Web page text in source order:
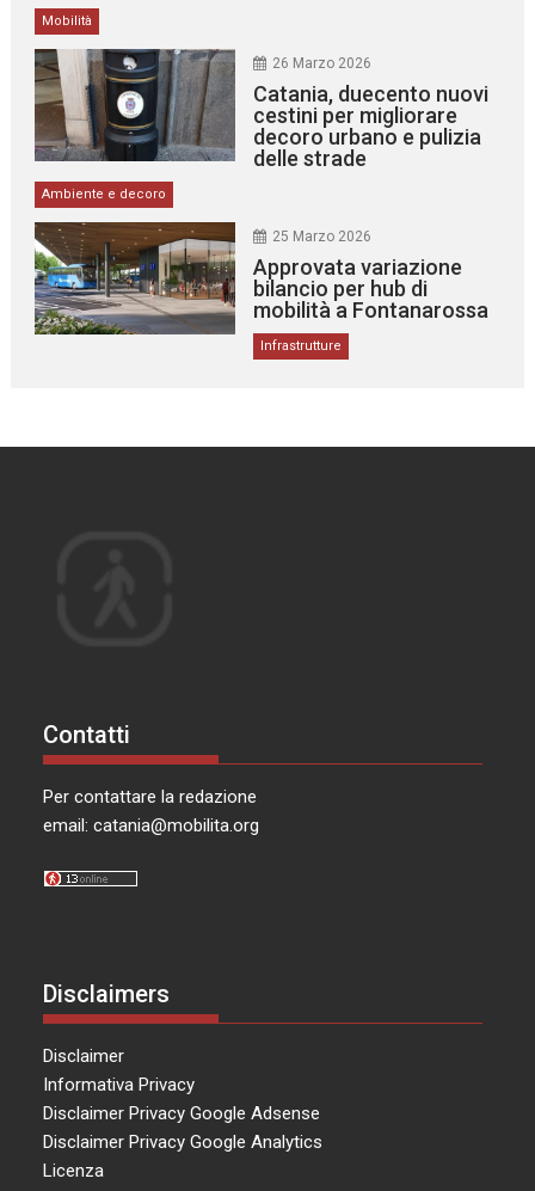
Mobilità
26 Marzo 2026
Catania, duecento nuovi
cestini per migliorare
decoro urbano e pulizia
delle strade
Ambiente e decoro
25 Marzo 2026
Approvata variazione
bilancio per hub di
mobilità a Fontanarossa
Infrastrutture
Contatti
Per contattare la redazione
email:catania@mobilita.org
Disclaimers
Disclaimer
Informativa Privacy
Disclaimer Privacy Google Adsense
Disclaimer Privacy Google Analytics
Licenza